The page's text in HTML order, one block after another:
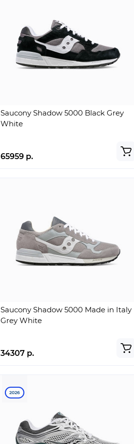
Saucony Shadow 5000 Black Grey
White
65959 р.
Saucony Shadow 5000 Made in Italy
Grey White
34307 р.
2026